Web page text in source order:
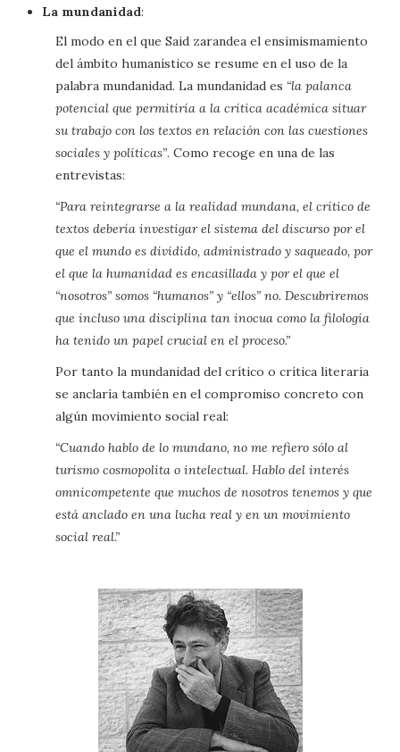
La mundanidad:
El modo en el que Said zarandea el ensimismamiento
del ámbito humanístico se resume en el uso de la
palabra mundanidad. La mundanidad es “la palanca
potencial que permitiría a la crítica académica situar
su trabajo con los textos en relación con las cuestiones
sociales y políticas”. Como recoge en una de las
entrevistas:
“Para reintegrarse a la realidad mundana, el crítico de
textos debería investigar el sistema del discurso por el
que el mundo es dividido, administrado y saqueado, por
el que la humanidad es encasillada y por el que el
“nosotros” somos “humanos” y “ellos” no. Descubriremos
que incluso una disciplina tan inocua como la filología
ha tenido un papel crucial en el proceso.”
Por tanto la mundanidad del crítico o crítica literaria
se anclaría también en el compromiso concreto con
algún movimiento social real:
“Cuando hablo de lo mundano, no me refiero sólo al
turismo cosmopolita o intelectual. Hablo del interés
omnicompetente que muchos de nosotros tenemos y que
está anclado en una lucha real y en un movimiento
social real.”